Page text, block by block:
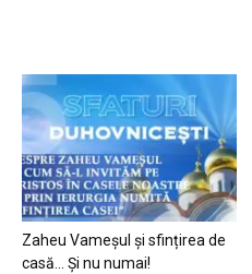
Zaheu Vameșul și sfințirea de
casă… Și nu numai!